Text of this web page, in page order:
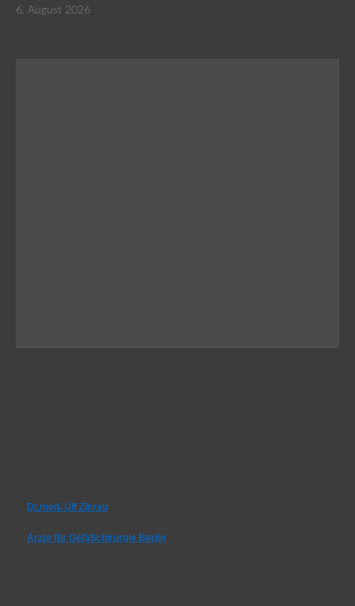
6. August 2026
Dr.med. Ulf Zierau
Ärzte für Gefäßchirurgie Berlin